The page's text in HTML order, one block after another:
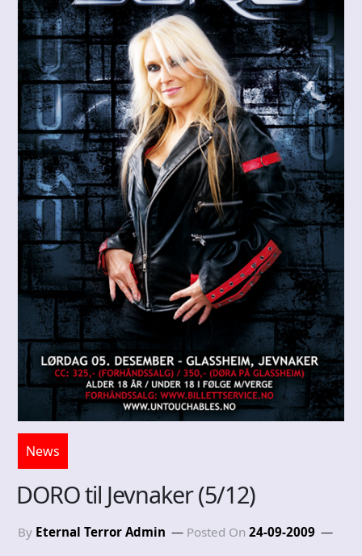
News
DORO til Jevnaker (5/12)
By Eternal Terror Admin Posted On 24-09-2009